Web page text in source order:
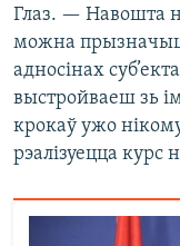
Глаз. — Навошта
можна
адносінах
выстройваеш зь
крокаў ужо
рэалізуецца курс